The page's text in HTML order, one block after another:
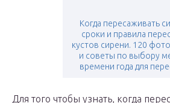
Когда пересаживать
сроки и правила
кустов сирени. 120
и советы по выбору
времени года для
Для того чтобы узнать, когда